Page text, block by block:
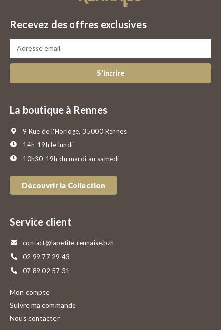
Recevez des offres exclusives
S'incrire
La boutique à Rennes
9 Rue de l'Horloge, 35000 Rennes
14h-19h le lundi
10h30-19h du mardi au samedi
Découvrir la Collection
Service client
contact@lapetite-rennaise.bzh
02 99 77 29 43
07 89 02 57 31
Mon compte
Suivre ma commande
Nous contacter